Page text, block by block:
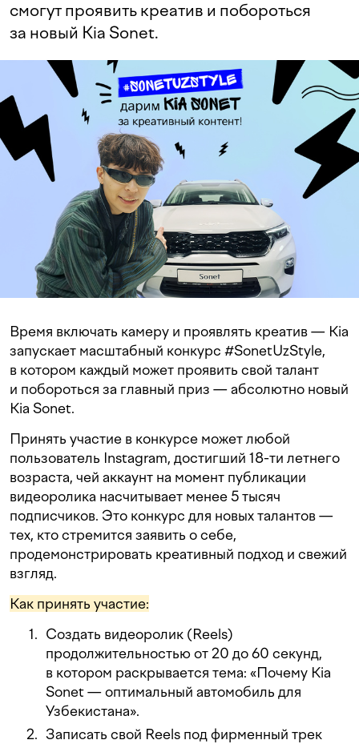
смогут проявить креатив и побороться
за новый Kia Sonet.
Время включать камеру и проявлять креатив — Kia
запускает масштабный конкурс #SonetUzStyle,
в котором каждый может проявить свой талант
и побороться за главный приз — абсолютно новый
Kia Sonet.
Принять участие в конкурсе может любой
пользователь Instagram, достигший 18-ти летнего
возраста, чей аккаунт на момент публикации
видеоролика насчитывает менее 5 тысяч
подписчиков. Это конкурс для новых талантов —
тех, кто стремится заявить о себе,
продемонстрировать креативный подход и свежий
взгляд.
Как принять участие:
Создать видеоролик (Reels)
продолжительностью от 20 до 60 секунд,
в котором раскрывается тема: «Почему Kia
Sonet — оптимальный автомобиль для
Узбекистана».
Записать свой Reels под фирменный трек